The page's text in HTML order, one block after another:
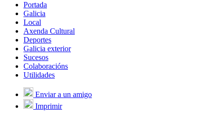
Portada
Galicia
Local
Axenda Cultural
Deportes
Galicia exterior
Sucesos
Colaboracións
Utilidades
Enviar a un amigo
Imprimir